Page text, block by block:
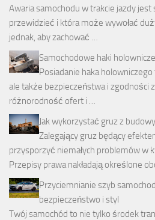
Awaria samochodu w trakcie jazdy
przewidzieć i która może wywołać
jednak, aby zachować …
Samochodowe haki
Posiadanie haka
ale także bezpieczeństwa i zgodności
różnorodność ofert i …
Jak wykorzystać gruz z
Zalegający gruz będący
przysporzyć niemałych problemów w
Przepisy prawa nakładają określone
Przyciemnianie szyb
bezpieczeństwo i styl
Twój samochód to nie tylko środek